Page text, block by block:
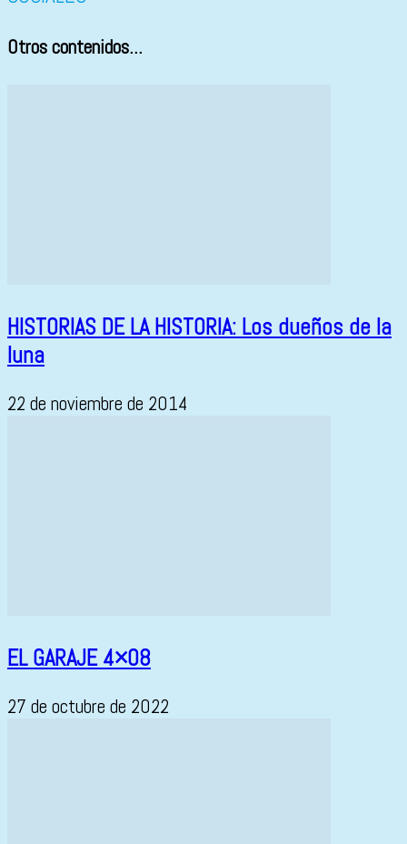
Otros contenidos...
HISTORIAS DE LA HISTORIA: Los dueños de la
luna
22 de noviembre de 2014
EL GARAJE 4×08
27 de octubre de 2022